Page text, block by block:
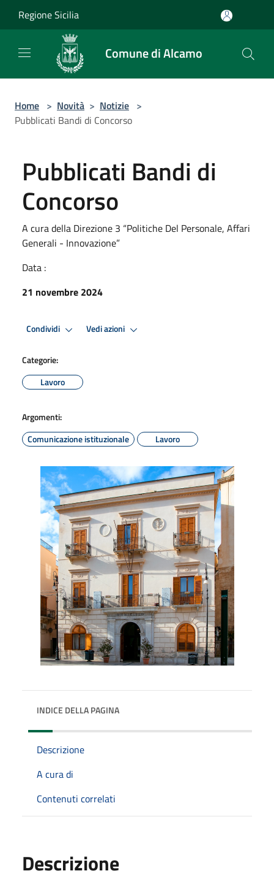
Regione Sicilia
Comune di Alcamo
Home > Novità > Notizie >
Pubblicati Bandi di Concorso
Pubblicati Bandi di
Concorso
A cura della Direzione 3 “Politiche Del Personale, Affari
Generali - Innovazione”
Data :
21 novembre 2024
Condividi Vedi azioni
Categorie:
Lavoro
Argomenti:
Comunicazione istituzionale
Lavoro
INDICE DELLA PAGINA
Descrizione
A cura di
Contenuti correlati
Descrizione